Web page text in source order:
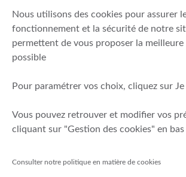
Politique de meilleure sélection
Politique de durabilité
Fonds de garantie des dépôts et de résolution
Mentions légales
Prévention de la fraude
Nous utilisons des cookies pour assurer
fonctionnement et la sécurité de notre
permettent de vous proposer la meilleure
possible
Pour paramétrer vos choix, cliquez sur Je
Vous pouvez retrouver et modifier vos
cliquant sur "Gestion des cookies" en bas
Consulter notre politique en matière de cookies